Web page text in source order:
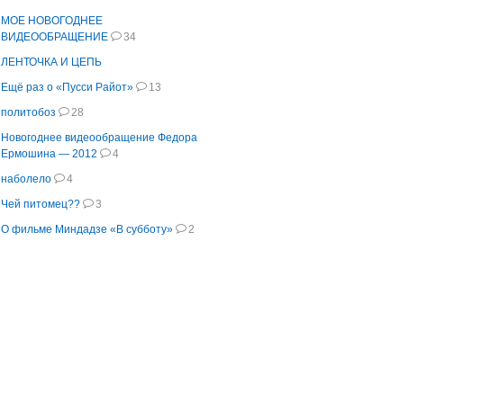
МОЕ НОВОГОДНЕЕ
ВИДЕООБРАЩЕНИЕ
34
ЛЕНТОЧКА И ЦЕПЬ
Ещё раз о «Пусси Райот»
13
политобоз
28
Новогоднее видеообращение Федора
Ермошина — 2012
4
наболело
4
Чей питомец??
3
О фильме Миндадзе «В субботу»
2